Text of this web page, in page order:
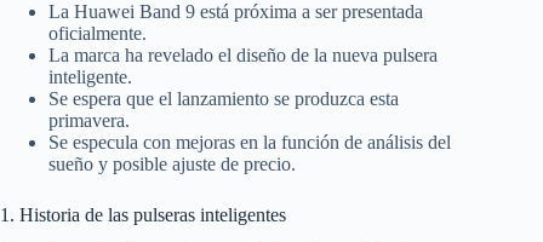
La Huawei Band 9 está próxima a ser presentada
oficialmente.
La marca ha revelado el diseño de la nueva pulsera
inteligente.
Se espera que el lanzamiento se produzca esta
primavera.
Se especula con mejoras en la función de análisis del
sueño y posible ajuste de precio.
1. Historia de las pulseras inteligentes